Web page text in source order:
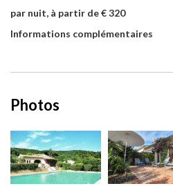
par nuit, à partir de € 320
Informations complémentaires
Photos